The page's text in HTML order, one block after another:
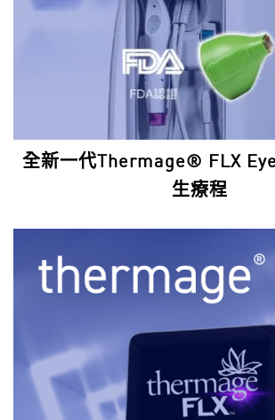
全新一代Thermage® FLX
生療程